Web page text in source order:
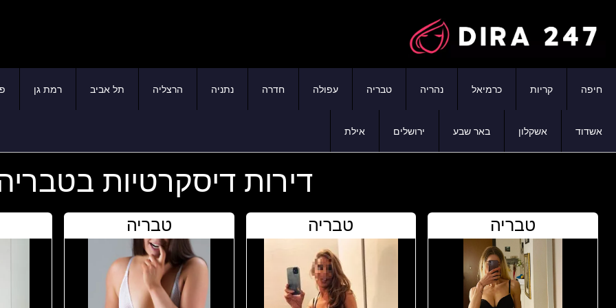
חיפה קריות כרמיאל נהריה טבריה עפולה חדרה נתניה הרצליה תל אביב רמת גן
אשדוד אשקלון באר שבע ירושלים אילת
דירות דיסקרטיות
טבריה טבריה טבריה